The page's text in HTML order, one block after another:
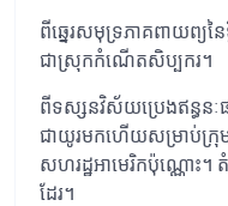
ពីឆ្នេរសមុទ្រភាគពាយព្យន
ជាស្រុកកំណើតសិប្បករ។
ពីទស្សនវិស័យប្រេងឥន្ធនៈ
ជាយូរមកហើយសម្រាប់ក្
សហរដ្ឋអាមេរិកប៉ុណ្ណោះ
ដែរ។